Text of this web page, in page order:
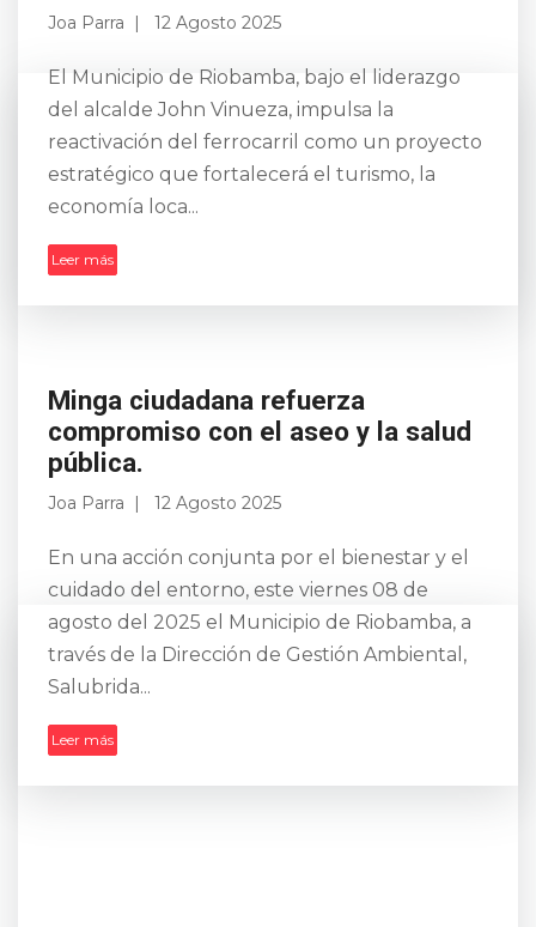
Joa Parra 12 Agosto 2025
El Municipio de Riobamba, bajo el liderazgo
del alcalde John Vinueza, impulsa la
reactivación del ferrocarril como un proyecto
estratégico que fortalecerá el turismo, la
economía loca...
Leer más
Minga ciudadana refuerza
compromiso con el aseo y la salud
pública.
Joa Parra 12 Agosto 2025
En una acción conjunta por el bienestar y el
cuidado del entorno, este viernes 08 de
agosto del 2025 el Municipio de Riobamba, a
través de la Dirección de Gestión Ambiental,
Salubrida...
Leer más